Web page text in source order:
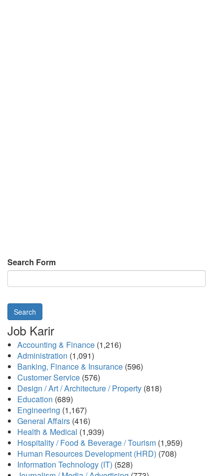
Search Form
Search
Job Karir
Accounting & Finance (1,216)
Administration (1,091)
Banking, Finance & Insurance (596)
Customer Service (576)
Design / Art / Architecture / Property (818)
Education (689)
Engineering (1,167)
General Affairs (416)
Health & Medical (1,939)
Hospitality / Food & Beverage / Tourism (1,959)
Human Resources Development (HRD) (708)
Information Technology (IT) (528)